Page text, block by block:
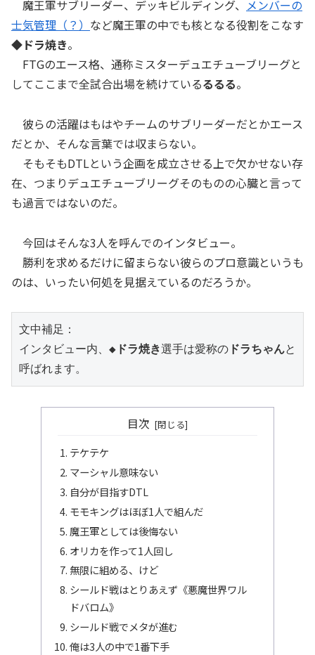
魔王軍サブリーダー、デッキビルディング、 メンバーの
士気管理（？） など魔王軍の中でも核となる役割をこなす
◆ドラ焼き。
FTGのエース格、通称ミスターデュエチューブリーグと
してここまで全試合出場を続けているるるる。
彼らの活躍はもはやチームのサブリーダーだとかエース
だとか、そんな言葉では収まらない。
そもそもDTLという企画を成立させる上で欠かせない存
在、つまりデュエチューブリーグそのものの心臓と言って
も過言ではないのだ。
今回はそんな3人を呼んでのインタビュー。
勝利を求めるだけに留まらない彼らのプロ意識というも
のは、いったい何処を見据えているのだろうか。
文中補足：
インタビュー内、 ◆ドラ焼き選手は愛称の ドラちゃんと
呼ばれます。
目次
テケテケ
マーシャル意味ない
自分が目指すDTL
モモキングはほぼ1人で組んだ
魔王軍としては後悔ない
オリカを作って1人回し
無限に組める、けど
シールド戦はとりあえず《悪魔世界ワル
ドバロム》
シールド戦でメタが進む
俺は3人の中で1番下手